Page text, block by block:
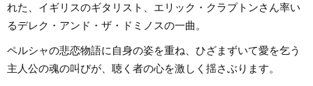
れた、イギリスのギタリスト、エリック・クラプトンさん率い
るデレク・アンド・ザ・ドミノスの一曲。
ペルシャの悲恋物語に自身の姿を重ね、ひざまずいて愛を乞う
主人公の魂の叫びが、聴く者の心を激しく揺さぶります。